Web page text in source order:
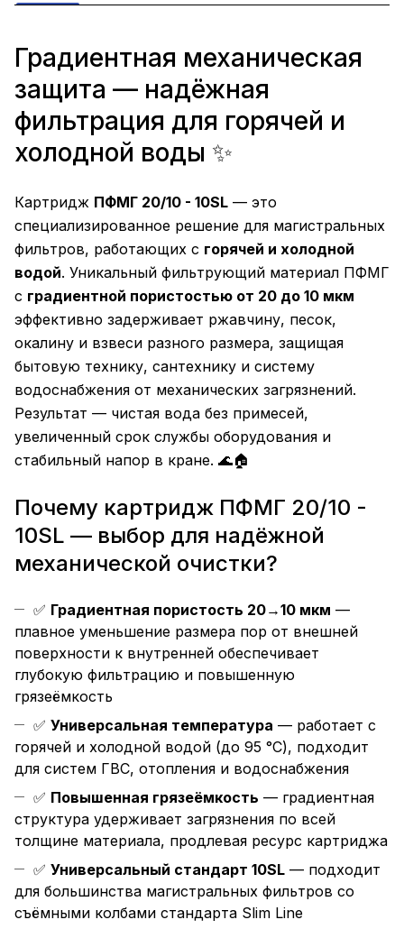
Градиентная механическая
защита — надёжная
фильтрация для горячей и
холодной воды ✨
Картридж ПФМГ 20/10 - 10SL — это
специализированное решение для магистральных
фильтров, работающих с горячей и холодной
водой. Уникальный фильтрующий материал ПФМГ
с градиентной пористостью от 20 до 10 мкм
эффективно задерживает ржавчину, песок,
окалину и взвеси разного размера, защищая
бытовую технику, сантехнику и систему
водоснабжения от механических загрязнений.
Результат — чистая вода без примесей,
увеличенный срок службы оборудования и
стабильный напор в кране. 🌊🏠
Почему картридж ПФМГ 20/10 -
10SL — выбор для надёжной
механической очистки?
✅ Градиентная пористость 20→10 мкм —
плавное уменьшение размера пор от внешней
поверхности к внутренней обеспечивает
глубокую фильтрацию и повышенную
грязеёмкость
✅ Универсальная температура — работает с
горячей и холодной водой (до 95 °C), подходит
для систем ГВС, отопления и водоснабжения
✅ Повышенная грязеёмкость — градиентная
структура удерживает загрязнения по всей
толщине материала, продлевая ресурс картриджа
✅ Универсальный стандарт 10SL — подходит
для большинства магистральных фильтров со
съёмными колбами стандарта Slim Line